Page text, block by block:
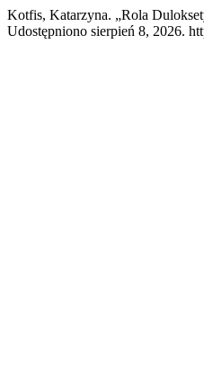
Kotfis, Katarzyna. „Rola
Udostępniono sierpień 8, 2026.